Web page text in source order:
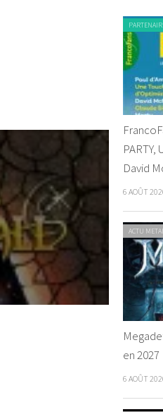
Sonata Arctica –
/ 2 avril 2014
David
6 AOÛT
ACTU
en 2027
6 AOÛT